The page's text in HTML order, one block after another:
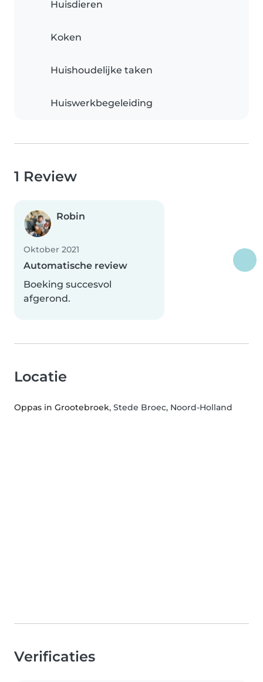
Huisdieren
Koken
Huishoudelijke taken
Huiswerkbegeleiding
1 Review
Robin
Oktober 2021
Automatische review
Boeking succesvol
afgerond.
Locatie
Oppas in Grootebroek, Stede Broec, Noord-Holland
Verificaties